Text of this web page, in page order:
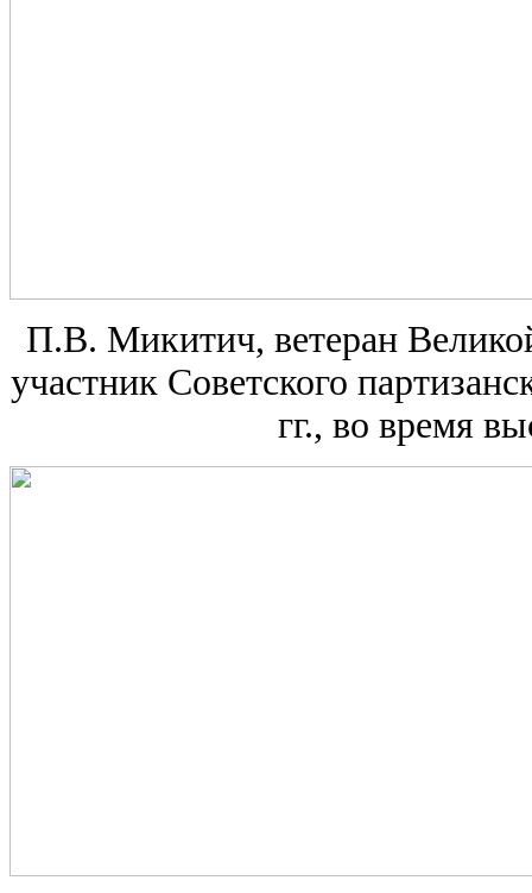
П.В. Микитич, ветеран
участник Советского
гг., во время